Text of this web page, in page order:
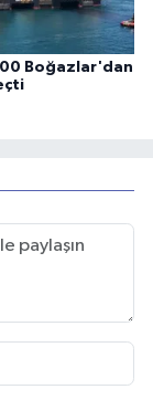
Boğazlar'dan